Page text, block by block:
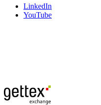
LinkedIn
YouTube